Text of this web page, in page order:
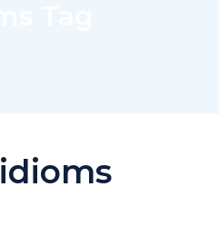
idioms